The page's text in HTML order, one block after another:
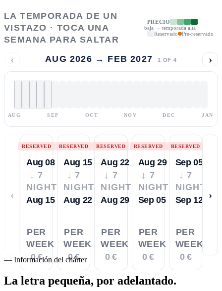
LA TEMPORADA DE UN
VISTAZO · TOCA UNA
SEMANA PARA SALTAR
PRECIO
baja → temporada alta
Reservado
Pre-reservado
‹ AUG 2026 → FEB 2027 1 OF 4 ›
AUG SEP OCT NOV DEC JAN
‹
RESERVED
Aug 08
↓ 7
NIGHTS
Aug 15
PER
WEEK
0 €
RESERVED
Aug 15
↓ 7
NIGHTS
Aug 22
PER
WEEK
0 €
RESERVED
Aug 22
↓ 7
NIGHTS
Aug 29
PER
WEEK
0 €
RESERVED
Aug 29
↓ 7
NIGHTS
Sep 05
PER
WEEK
0 €
RESERVED
Sep 05
↓ 7
NIGHTS
Sep 12
PER
WEEK
0 €
›
— Información del chárter
La letra pequeña, por adelantado.